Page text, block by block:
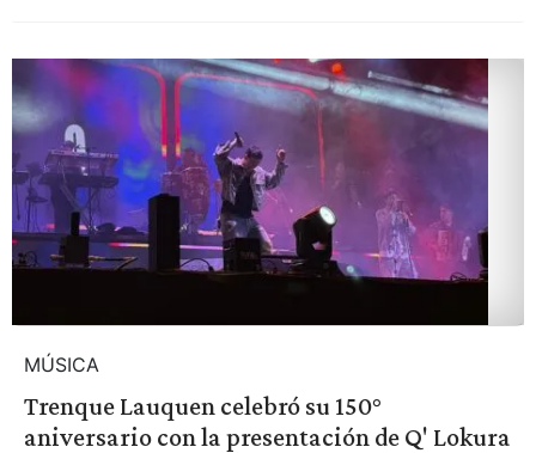
MÚSICA
Trenque Lauquen celebró su 150°
aniversario con la presentación de Q' Lokura